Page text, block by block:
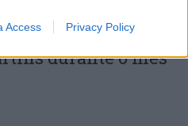
Access Privacy Policy
regressa ao
durante o mês